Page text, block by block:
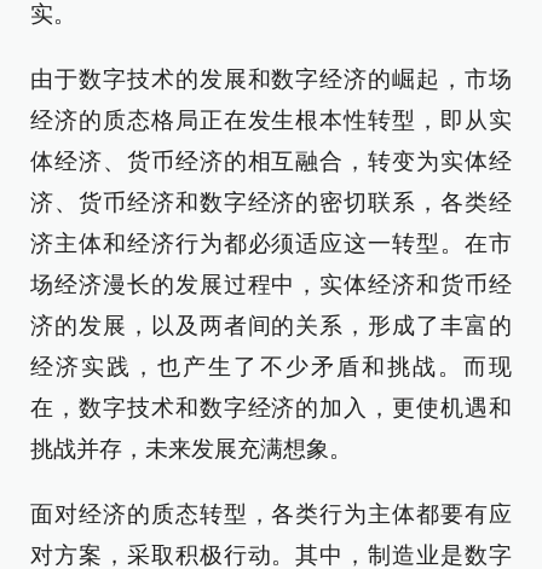
实。
由于数字技术的发展和数字经济的崛起，市场
经济的质态格局正在发生根本性转型，即从实
体经济、货币经济的相互融合，转变为实体经
济、货币经济和数字经济的密切联系，各类经
济主体和经济行为都必须适应这一转型。在市
场经济漫长的发展过程中，实体经济和货币经
济的发展，以及两者间的关系，形成了丰富的
经济实践，也产生了不少矛盾和挑战。而现
在，数字技术和数字经济的加入，更使机遇和
挑战并存，未来发展充满想象。
面对经济的质态转型，各类行为主体都要有应
对方案，采取积极行动。其中，制造业是数字